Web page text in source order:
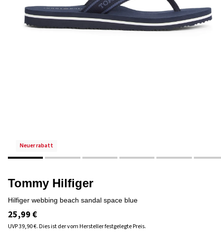
neuer rabatt
Tommy Hilfiger
hilfiger webbing beach sandal space blue
25,99 €
UVP39,90 €.Dies ist der vom Hersteller festgelegte Preis.